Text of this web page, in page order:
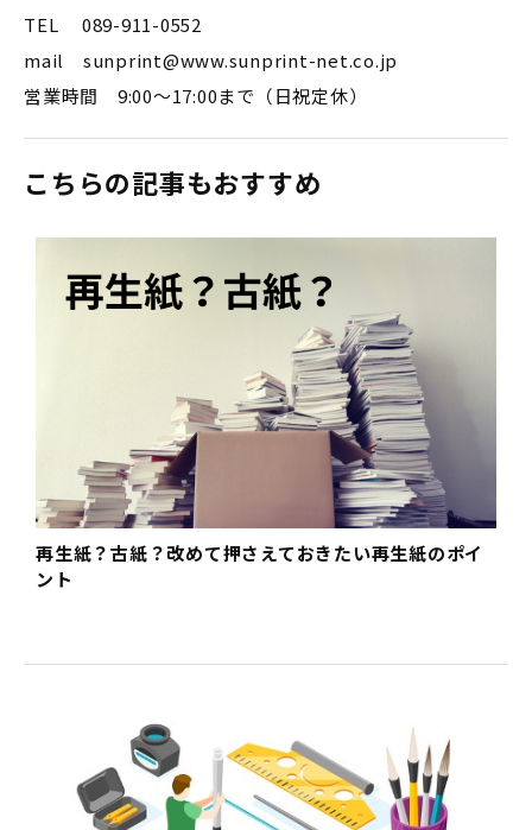
TEL 089-911-0552
mail sunprint@www.sunprint-net.co.jp
営業時間 9:00～17:00まで（日祝定休）
こちらの記事もおすすめ
再生紙？古紙？改めて押さえておきたい再生紙のポイ
ント